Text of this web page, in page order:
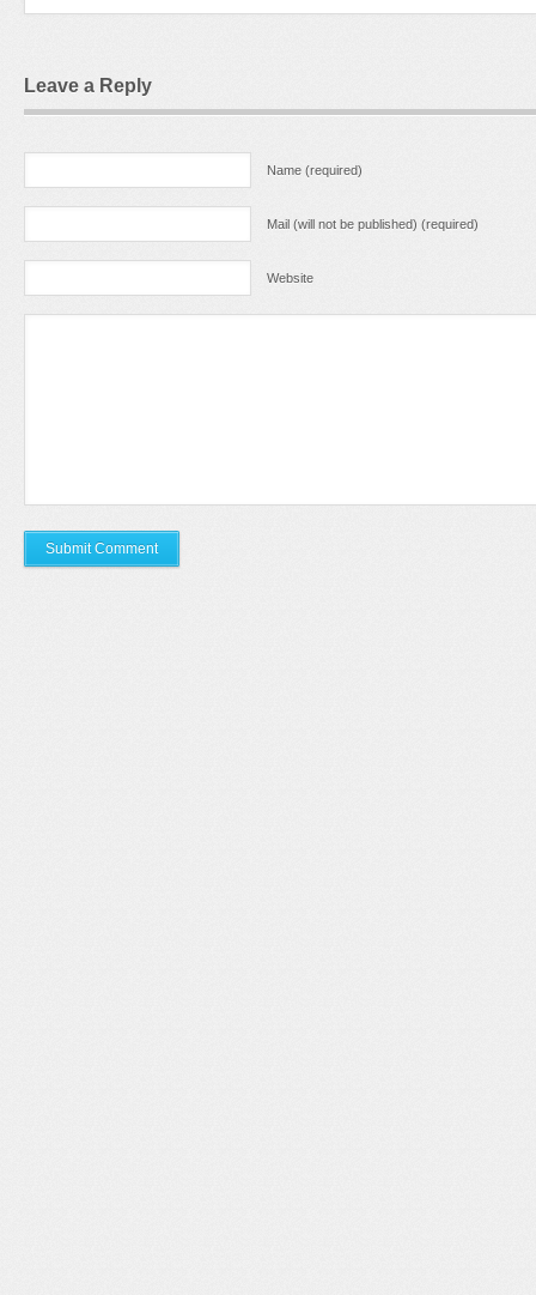
Leave a Reply
Name (required)
Mail (will not be published) (required)
Website